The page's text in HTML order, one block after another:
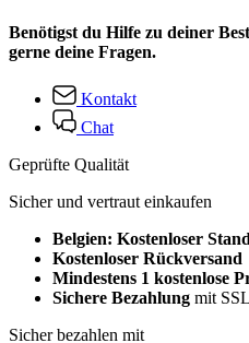
Benötigst du Hilfe zu deiner
gerne deine Fragen.
Kontakt
Chat
Geprüfte Qualität
Sicher und vertraut einkaufen
Belgien: Kostenloser
Kostenloser Rückversand
Mindestens 1 kostenlose
Sichere Bezahlung mit
Sicher bezahlen mit